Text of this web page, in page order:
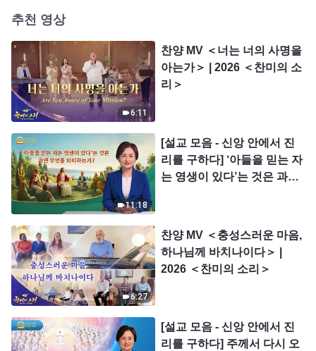
추천 영상
6:11
찬양 MV ＜너는 너의 사명을
아는가＞ | 2026 ＜찬미의 소
리＞
11:18
[설교 모음 - 신앙 안에서 진
리를 구하다] ‘아들을 믿는 자
는 영생이 있다’는 것은 과연
6:27
찬양 MV ＜충성스러운 마음,
하나님께 바치나이다＞ |
2026 ＜찬미의 소리＞
[설교 모음 - 신앙 안에서 진
리를 구하다] 주께서 다시 오